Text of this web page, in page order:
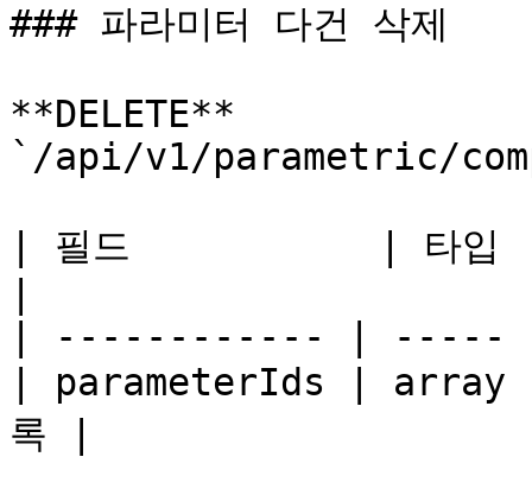
### 파라미터 다건 삭제
**DELETE**
`/api/v1/parametric/
| 필드           | 타입
| ------------ |
| parameterIds | array
록 |